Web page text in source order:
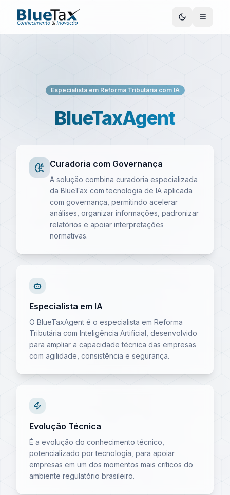
Especialista em Reforma Tributária com IA
BlueTaxAgent
Curadoria com Governança
A solução combina curadoria especializada
da BlueTax com tecnologia de IA aplicada
com governança, permitindo acelerar
análises, organizar informações, padronizar
relatórios e apoiar interpretações
normativas.
Especialista em IA
O BlueTaxAgent é o especialista em Reforma
Tributária com Inteligência Artificial, desenvolvido
para ampliar a capacidade técnica das empresas
com agilidade, consistência e segurança.
Evolução Técnica
É a evolução do conhecimento técnico,
potencializado por tecnologia, para apoiar
empresas em um dos momentos mais críticos do
ambiente regulatório brasileiro.